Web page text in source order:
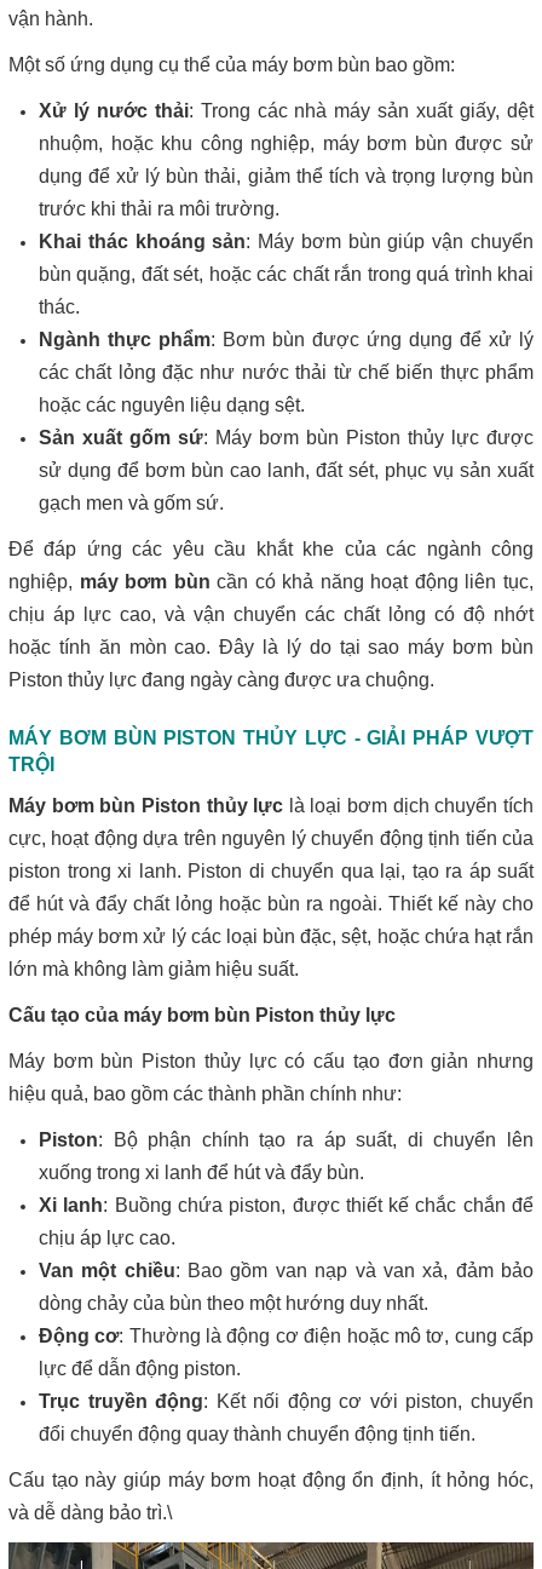
vận hành.
Một số ứng dụng cụ thể của máy bơm bùn bao gồm:
Xử lý nước thải: Trong các nhà máy sản xuất giấy, dệt
nhuộm, hoặc khu công nghiệp, máy bơm bùn được sử
dụng để xử lý bùn thải, giảm thể tích và trọng lượng bùn
trước khi thải ra môi trường.
Khai thác khoáng sản: Máy bơm bùn giúp vận chuyển
bùn quặng, đất sét, hoặc các chất rắn trong quá trình khai
thác.
Ngành thực phẩm: Bơm bùn được ứng dụng để xử lý
các chất lỏng đặc như nước thải từ chế biến thực phẩm
hoặc các nguyên liệu dạng sệt.
Sản xuất gốm sứ: Máy bơm bùn Piston thủy lực được
sử dụng để bơm bùn cao lanh, đất sét, phục vụ sản xuất
gạch men và gốm sứ.
Để đáp ứng các yêu cầu khắt khe của các ngành công
nghiệp, máy bơm bùn cần có khả năng hoạt động liên tục,
chịu áp lực cao, và vận chuyển các chất lỏng có độ nhớt
hoặc tính ăn mòn cao. Đây là lý do tại sao máy bơm bùn
Piston thủy lực đang ngày càng được ưa chuộng.
MÁY BƠM BÙN PISTON THỦY LỰC - GIẢI PHÁP VƯỢT
TRỘI
Máy bơm bùn Piston thủy lực là loại bơm dịch chuyển tích
cực, hoạt động dựa trên nguyên lý chuyển động tịnh tiến của
piston trong xi lanh. Piston di chuyển qua lại, tạo ra áp suất
để hút và đẩy chất lỏng hoặc bùn ra ngoài. Thiết kế này cho
phép máy bơm xử lý các loại bùn đặc, sệt, hoặc chứa hạt rắn
lớn mà không làm giảm hiệu suất.
Cấu tạo của máy bơm bùn Piston thủy lực
Máy bơm bùn Piston thủy lực có cấu tạo đơn giản nhưng
hiệu quả, bao gồm các thành phần chính như:
Piston: Bộ phận chính tạo ra áp suất, di chuyển lên
xuống trong xi lanh để hút và đẩy bùn.
Xi lanh: Buồng chứa piston, được thiết kế chắc chắn để
chịu áp lực cao.
Van một chiều: Bao gồm van nạp và van xả, đảm bảo
dòng chảy của bùn theo một hướng duy nhất.
Động cơ: Thường là động cơ điện hoặc mô tơ, cung cấp
lực để dẫn động piston.
Trục truyền động: Kết nối động cơ với piston, chuyển
đổi chuyển động quay thành chuyển động tịnh tiến.
Cấu tạo này giúp máy bơm hoạt động ổn định, ít hỏng hóc,
và dễ dàng bảo trì.\